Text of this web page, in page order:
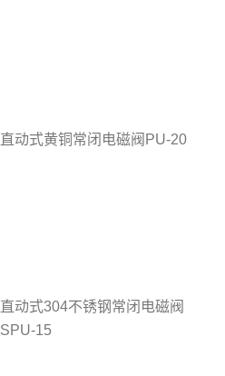
直动式黄铜常闭电磁阀PU-20
直动式304不锈钢常闭电磁阀
SPU-15